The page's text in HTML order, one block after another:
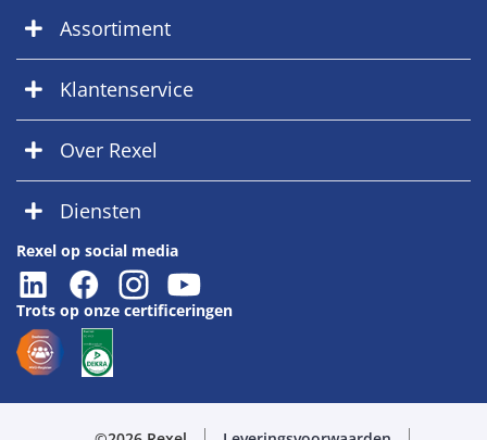
Assortiment
Klantenservice
Over Rexel
Diensten
Rexel op social media
Trots op onze certificeringen